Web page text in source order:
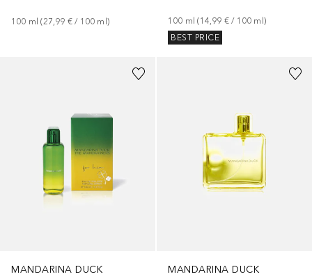
100 ml (27,99 € / 100 ml ) 100 ml (14,99 € / 100 ml )
BEST PRICE
MANDARINA DUCK
MANDARINA DUCK